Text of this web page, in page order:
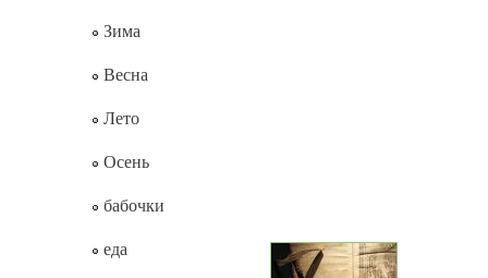
Зима
Весна
Лето
Осень
бабочки
еда